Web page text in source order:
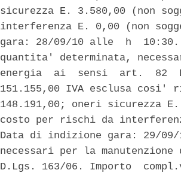
sicurezza E. 3.580,00 (non
interferenza E. 0,00 (non
gara: 28/09/10 alle  h
quantita' determinata,
energia  ai  sensi  art.  82
151.155,00 IVA esclusa
148.191,00; oneri sicurezza
costo per rischi da
Data di indizione gara: 29/
necessari per la
D.Lgs. 163/06. Importo